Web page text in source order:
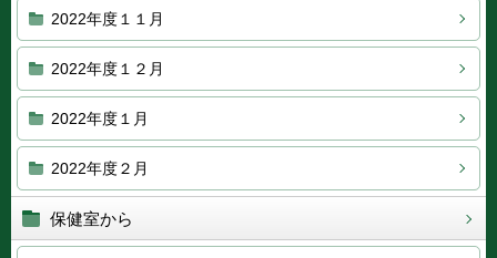
2022年度１１月
2022年度１２月
2022年度１月
2022年度２月
保健室から